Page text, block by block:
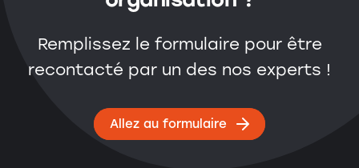
Remplissez le formulaire pour être
recontacté par un des nos experts !
Allez au formulaire